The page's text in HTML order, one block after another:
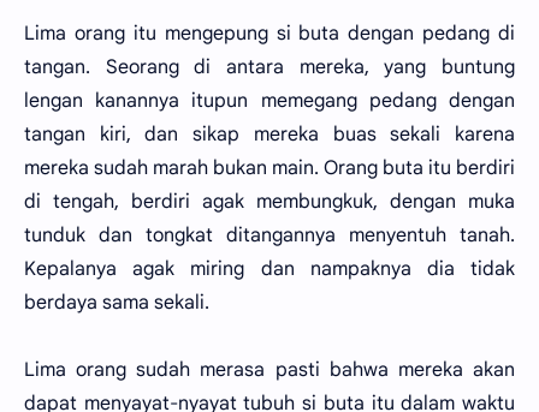
Lima orang itu mengepung si buta dengan pedang di
tangan. Seorang di antara mereka, yang buntung
lengan kanannya itupun memegang pedang dengan
tangan kiri, dan sikap mereka buas sekali karena
mereka sudah marah bukan main. Orang buta itu berdiri
di tengah, berdiri agak membungkuk, dengan muka
tunduk dan tongkat ditangannya menyentuh tanah.
Kepalanya agak miring dan nampaknya dia tidak
berdaya sama sekali.
Lima orang sudah merasa pasti bahwa mereka akan
dapat menyayat-nyayat tubuh si buta itu dalam waktu